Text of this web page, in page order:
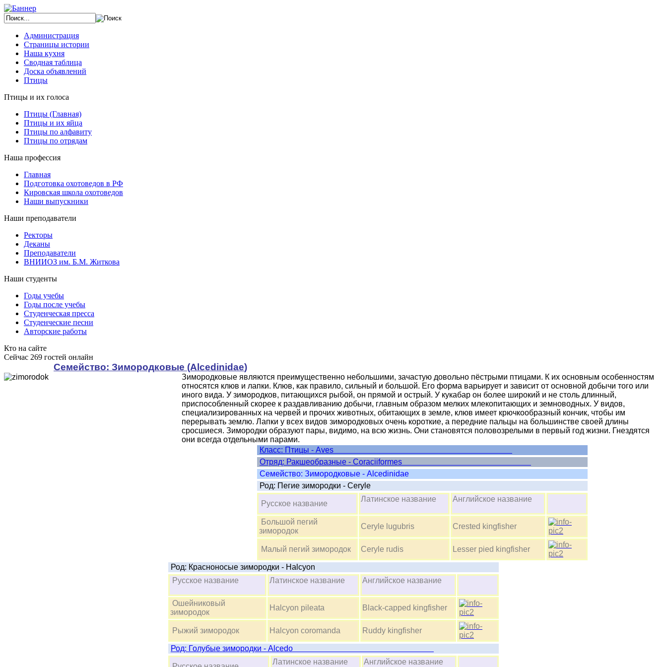
Администрация
Страницы истории
Наша кухня
Сводная таблица
Доска объявлений
Птицы
Птицы и их голоса
Птицы (Главная)
Птицы и их яйца
Птицы по алфавиту
Птицы по отрядам
Наша профессия
Главная
Подготовка охотоведов в РФ
Кировская школа охотоведов
Наши выпускники
Наши преподаватели
Ректоры
Деканы
Преподаватели
ВНИИОЗ им. Б.М. Житкова
Наши студенты
Годы учебы
Годы после учебы
Студенческая пресса
Студенческие песни
Авторские работы
Кто на сайте
Сейчас 269 гостей онлайн
Cемейство: Зимородковые (Alcedinidae)
Зимородковые являются преимущественно небольшими, зачастую довольно пёстрыми птицами. К их основным особенностям
относятся клюв и лапки. Клюв, как правило, сильный и большой. Его форма варьирует и зависит от основной добычи того или
иного вида. У зимородков, питающихся рыбой, он прямой и острый. У кукабар он более широкий и не столь длинный,
приспособленный скорее к раздавливанию добычи, главным образом мелких млекопитающих и земноводных. У видов,
специализированных на червей и прочих животных, обитающих в земле, клюв имеет крючкообразный кончик, чтобы им
перерывать землю. Лапки у всех видов зимородковых очень короткие, а передние пальцы на большинстве своей длины
сросшиеся. Зимородки образуют пары, видимо, на всю жизнь. Они становятся половозрелыми в первый год жизни. Гнездятся
они всегда отдельными пара­ми.
Класс: Птицы - Aves
Отряд: Ракшеобразные - Coraciiformes
Cемейство: Зимородковые - Alcedinidae
Род: Пегие зимородки - Ceryle
Русское название
Латинское название Английское название
Большой пегий
зимородок
Ceryle lugubris Crested kingfisher
Малый пегий зимородок Ceryle rudis Lesser pied kingfisher
Род: Красноносые зимородки - Halcyon
Русское название
Латинское название Английское название
Ошейниковый
зимородок
Halcyon pileata Black-capped kingfisher
Рыжий зимородок Halcyon coromanda Ruddy kingfisher
Род: Голубые зимородки - Alcedo
Латинское название Английское название